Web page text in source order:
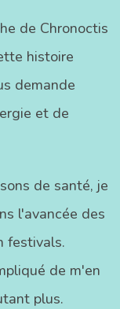
de Chronoctis
histoire
demande
et de
de santé, je
l'avancée des
festivals.
de m'en
plus.